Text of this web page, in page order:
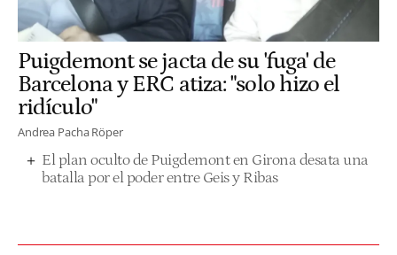
Puigdemont se jacta de su 'fuga' de
Barcelona y ERC atiza: "solo hizo el
ridículo"
Andrea Pacha Röper
El plan oculto de Puigdemont en Girona desata una
batalla por el poder entre Geis y Ribas